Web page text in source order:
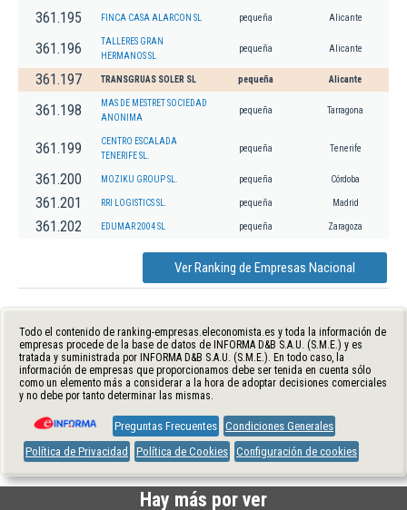
361.195 FINCA CASA ALARCON SL pequeña Alicante
361.196
TALLERES GRAN
HERMANOS SL
pequeña Alicante
361.197 TRANSGRUAS SOLER SL pequeña Alicante
361.198
MAS DE MESTRET SOCIEDAD
ANONIMA
pequeña Tarragona
361.199
CENTRO ESCALADA
TENERIFE SL.
pequeña Tenerife
361.200 MOZIKU GROUP SL. pequeña Córdoba
361.201 RRI LOGISTICS SL. pequeña Madrid
361.202 EDUMAR 2004 SL pequeña Zaragoza
Ver Ranking de Empresas Nacional
Todo el contenido de ranking-empresas.eleconomista.es y toda la información de
empresas procede de la base de datos de INFORMA D&B S.A.U. (S.M.E.) y es
tratada y suministrada por INFORMA D&B S.A.U. (S.M.E.). En todo caso, la
información de empresas que proporcionamos debe ser tenida en cuenta sólo
como un elemento más a considerar a la hora de adoptar decisiones comerciales
y no debe por tanto determinar las mismas.
Preguntas Frecuentes Condiciones Generales
Política de Privacidad
Política de Cookies Configuración de cookies
Hay más por ver